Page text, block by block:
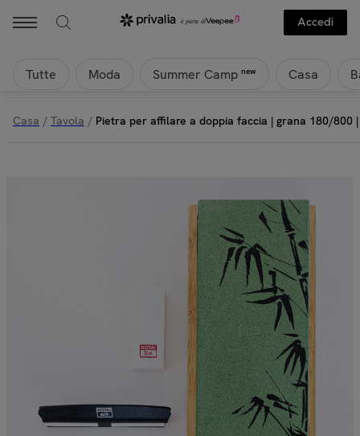
Accedi
Tutte Moda Summer Camp new Casa
Casa / Tavola / Pietra per affilare a doppia faccia | grana 180/800